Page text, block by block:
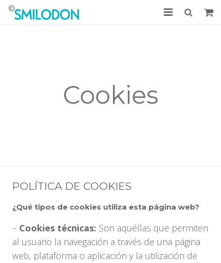
Cookies
POLÍTICA DE COOKIES
¿Qué tipos de cookies utiliza esta página web?
– Cookies técnicas: Son aquéllas que permiten
al usuario la navegación a través de una página
web, plataforma o aplicación y la utilización de